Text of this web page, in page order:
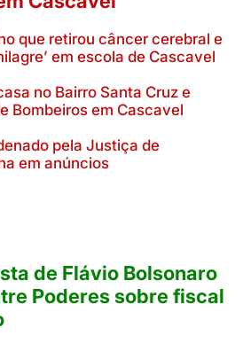
que retirou câncer cerebral e
em escola de Cascavel
no Bairro Santa Cruz e
Bombeiros em Cascavel
pela Justiça de
em anúncios
de Flávio Bolsonaro
Poderes sobre fiscal